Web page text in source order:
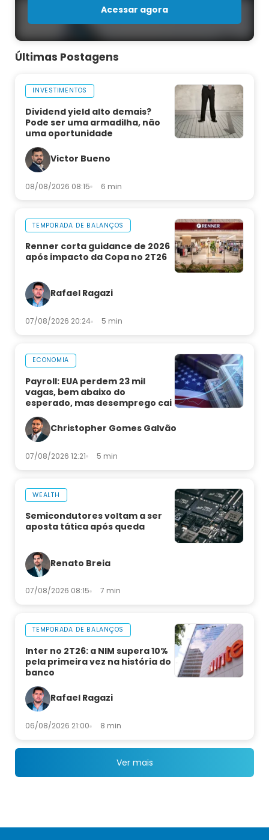
Acessar agora
Últimas Postagens
INVESTIMENTOS
Dividend yield alto demais?
Pode ser uma armadilha, não
uma oportunidade
Victor Bueno
08/08/2026 08:15 6 min
TEMPORADA DE BALANÇOS
Renner corta guidance de 2026
após impacto da Copa no 2T26
Rafael Ragazi
07/08/2026 20:24 5 min
ECONOMIA
Payroll: EUA perdem 23 mil
vagas, bem abaixo do
esperado, mas desemprego cai
Christopher Gomes Galvão
07/08/2026 12:21 5 min
WEALTH
Semicondutores voltam a ser
aposta tática após queda
Renato Breia
07/08/2026 08:15 7 min
TEMPORADA DE BALANÇOS
Inter no 2T26: a NIM supera 10%
pela primeira vez na história do
banco
Rafael Ragazi
06/08/2026 21:00 8 min
Ver mais